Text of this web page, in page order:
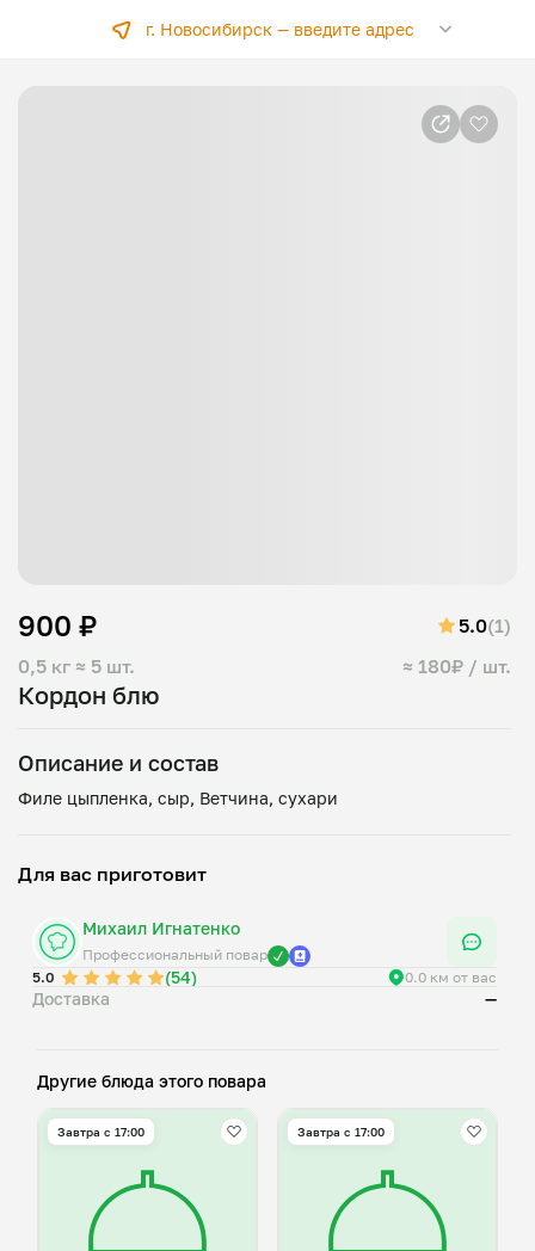
г. Новосибирск —введите адрес
Кордон блю
0,5 кг ≈ 5 шт. ≈ 180₽ / шт.
900 ₽ 5.0(1)
Описание и состав
Для вас приготовит
Михаил Игнатенко
Профессиональный повар
5.0
(54) 0.0 км от вас
Доставка —
Другие блюда этого повара
Завтра c 17:00 Завтра c 17:00